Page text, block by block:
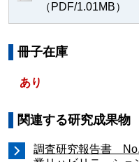
（PDF/1.01MB）
冊子在庫
あり
関連する研究成果物
調査研究報告書